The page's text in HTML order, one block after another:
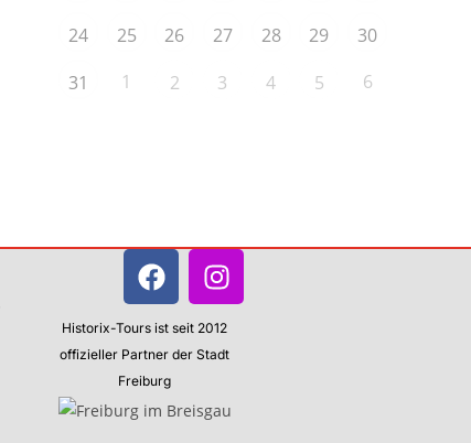
24
25 26 27 28 29
30
31
1 2 3 4 5 6
Historix-Tours ist seit 2012
offizieller Partner der Stadt
Freiburg